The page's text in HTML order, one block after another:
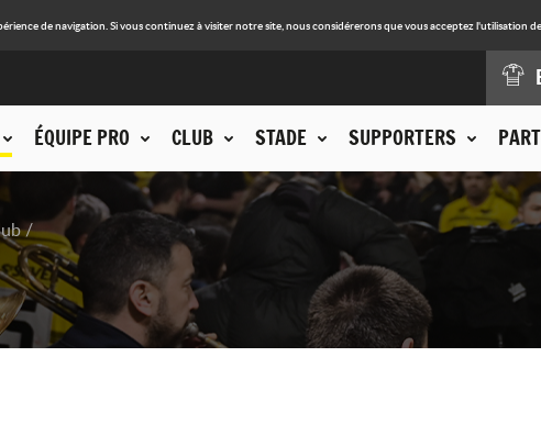
de navigation. Si vous continuez à visiter notre site, nous considérerons que vous acceptez l'utilisation
ÉQUIPE PRO CLUB STADE SUPPORTERS